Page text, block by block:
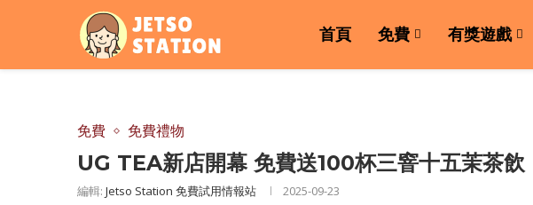
首頁 免費 有獎遊戲
免費 免費禮物
UG TEA新店開幕 免費送100杯三窨十五茉茶飲
編輯: Jetso Station 免費試用情報站 2025-09-23